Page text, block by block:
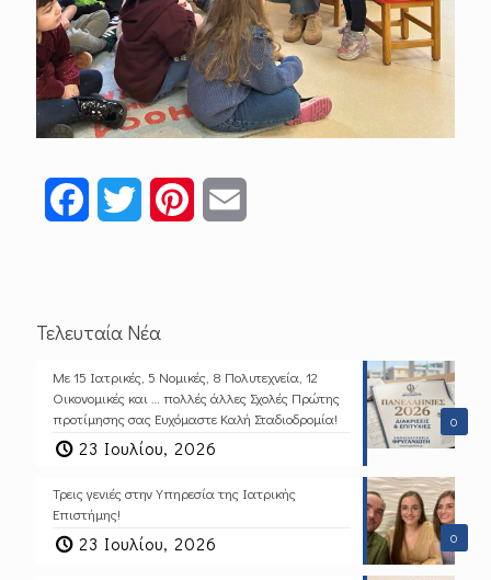
FacebookTwitter Pinterest
Τελευταία Νέα
0
Με 15 Ιατρικές, 5 Νομικές, 8 Πολυτεχνεία, 12
Οικονομικές και … πολλές άλλες Σχολές Πρώτης
προτίμησης σας Ευχόμαστε Καλή Σταδιοδρομία!
23 Ιουλίου, 2026
0
Τρεις γενιές στην Υπηρεσία της Ιατρικής
Επιστήμης!
23 Ιουλίου, 2026